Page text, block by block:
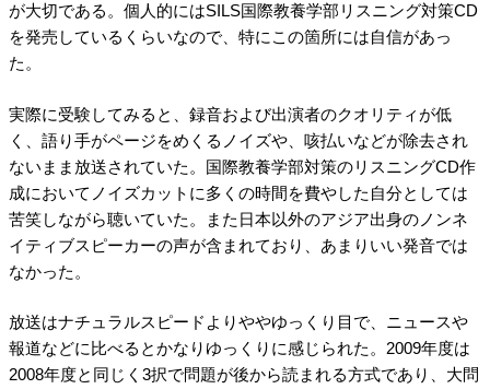
が大切である。個人的にはSILS国際教養学部リスニング対策CD
を発売しているくらいなので、特にこの箇所には自信があっ
た。
実際に受験してみると、録音および出演者のクオリティが低
く、語り手がページをめくるノイズや、咳払いなどが除去され
ないまま放送されていた。国際教養学部対策のリスニングCD作
成においてノイズカットに多くの時間を費やした自分としては
苦笑しながら聴いていた。また日本以外のアジア出身のノンネ
イティブスピーカーの声が含まれており、あまりいい発音では
なかった。
放送はナチュラルスピードよりややゆっくり目で、ニュースや
報道などに比べるとかなりゆっくりに感じられた。2009年度は
2008年度と同じく3択で問題が後から読まれる方式であり、大問